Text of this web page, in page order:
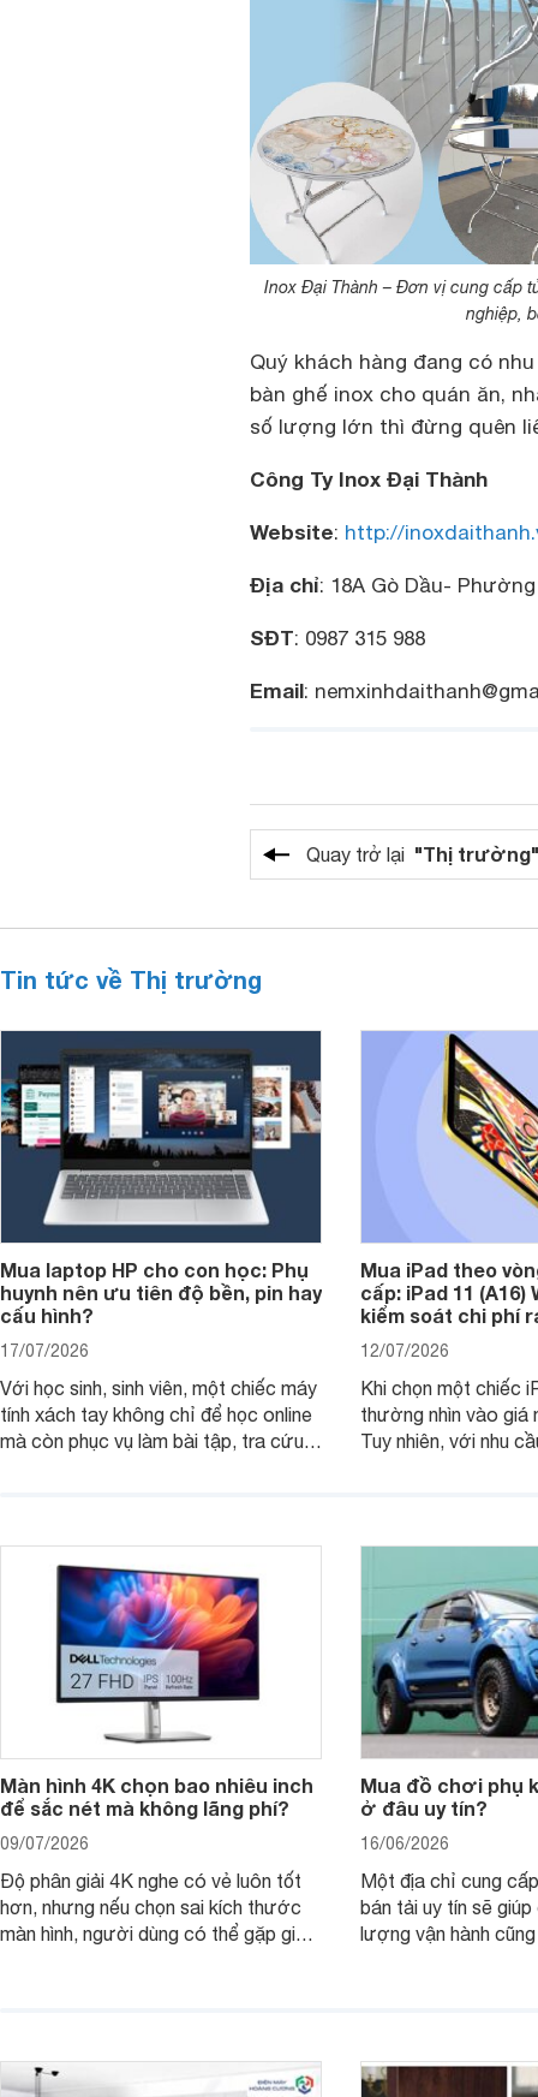
Inox Đại Thành – Đơn vị cung cấp
nghiệp,
Quý khách hàng đang có
bàn ghế inox cho quán ăn,
số lượng lớn thì đừng quên
Công Ty Inox Đại Thành
Website: http://
Địa chỉ: 18A Gò Dầu-
SĐT: 0987 315 988
Email:
Quay trở lại "Thị trường"
Tin tức về Thị trường
Mua laptop HP cho con học: Phụ
huynh nên ưu tiên độ bền, pin hay
cấu hình?
17/07/2026
Với học sinh, sinh viên, một chiếc máy
tính xách tay không chỉ để học online
mà còn phục vụ làm bài tập, tra cứu,
thay vì chỉ so sánh cấu hình trên giấy.
Mua iPad theo
cấp: iPad 11 (A16)
kiểm soát chi phí
12/07/2026
Khi chọn một chiếc
thường nhìn vào
Tuy nhiên, với nhu
không, dùng được
Màn hình 4K chọn bao nhiêu inch
để sắc nét mà không lãng phí?
09/07/2026
Độ phân giải 4K nghe có vẻ luôn tốt
hơn, nhưng nếu chọn sai kích thước
màn hình, người dùng có thể gặp giao
Mua đồ chơi phụ
ở đâu uy tín?
16/06/2026
Một địa chỉ cung
bán tải uy tín sẽ
lượng vận hành